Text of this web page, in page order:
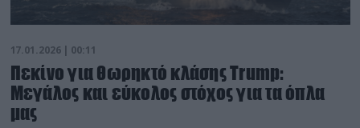
17.01.2026 | 00:11
Πεκίνο για θωρηκτό κλάσης Trump:
Μεγάλος και εύκολος στόχος για τα όπλα
μας